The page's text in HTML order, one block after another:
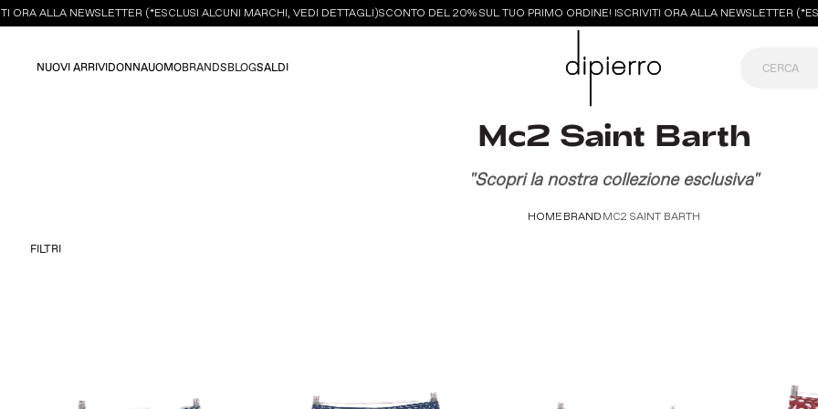
ALLA NEWSLETTER (*ESCLUSI ALCUNI MARCHI, VEDI DETTAGLI)SCONTO DEL 20% SUL TUO PRIMO ORDINE! ISCRIVITI ORA ALLA NEWSLETTER
NUOVI ARRIVIDONNAUOMOBRANDSBLOGSALDI
Mc2 Saint Barth
"Scopri la nostra collezione esclusiva"
HOME BRAND MC2 SAINT BARTH
FILTRI